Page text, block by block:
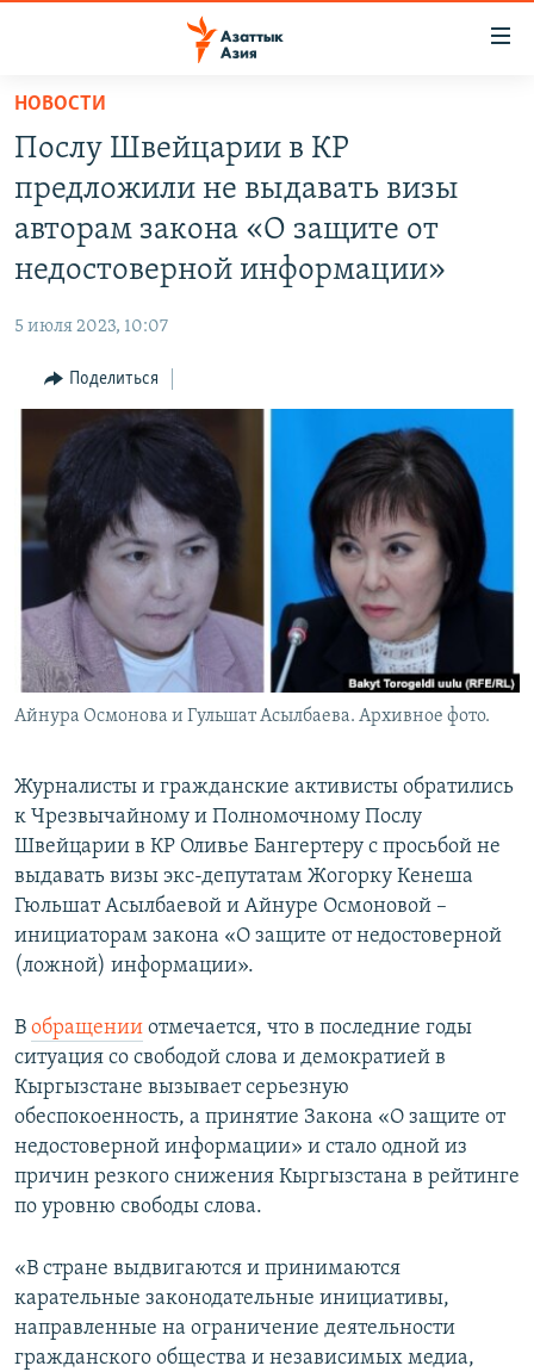
Вернуться
основному
содержанию
Вернутся
главной
Вернутся
поиску
КАЗАХСТАН
НОВОСТИ
ВОЙНА В УКРАИНЕ
ЎЗБЕКЧА
ТОҶИКӢ
TÜRKMENÇE
ПОДПИШИТЕСЬ НА НАС В СОЦСЕТЯХ
Все сайты РСЕ/РС
НОВОСТИ
Послу Швейцарии в КР
предложили не выдавать визы
авторам закона «О защите от
недостоверной информации»
5 июля 2023, 10:07
Поделиться
Айнура Осмонова и Гульшат Асылбаева. Архивное фото.
Журналисты и гражданские активисты обратились
к Чрезвычайному и Полномочному Послу
Швейцарии в КР Оливье Бангертеру с просьбой не
выдавать визы экс-депутатам Жогорку Кенеша
Гюльшат Асылбаевой и Айнуре Осмоновой –
инициаторам закона «О защите от недостоверной
(ложной) информации».
В обращении отмечается, что в последние годы
ситуация со свободой слова и демократией в
Кыргызстане вызывает серьезную
обеспокоенность, а принятие Закона «О защите от
недостоверной информации» и стало одной из
причин резкого снижения Кыргызстана в рейтинге
по уровню свободы слова.
«В стране выдвигаются и принимаются
карательные законодательные инициативы,
направленные на ограничение деятельности
гражданского общества и независимых медиа,